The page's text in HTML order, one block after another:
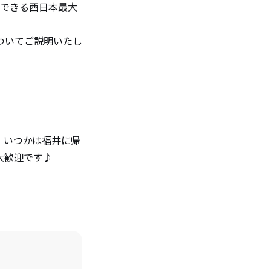
きる西日本最大
てご説明いたし
つかは福井に帰
歓迎です♪